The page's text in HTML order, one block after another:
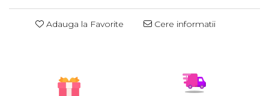
Adauga la Favorite Cere informatii